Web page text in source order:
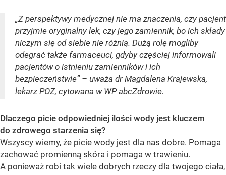
„Z perspektywy medycznej nie ma znaczenia, czy pacjent
przyjmie oryginalny lek, czy jego zamiennik, bo ich składy
niczym się od siebie nie różnią. Dużą rolę mogliby
odegrać także farmaceuci, gdyby częściej informowali
pacjentów o istnieniu zamienników i ich
bezpieczeństwie” – uważa dr Magdalena Krajewska,
lekarz POZ, cytowana w WP abcZdrowie.
Dlaczego picie odpowiedniej ilości wody jest kluczem
do zdrowego starzenia się?
Wszyscy wiemy, że picie wody jest dla nas dobre. Pomaga
zachować promienną skóra i pomaga w trawieniu.
A ponieważ robi tak wiele dobrych rzeczy dla twojego ciała,